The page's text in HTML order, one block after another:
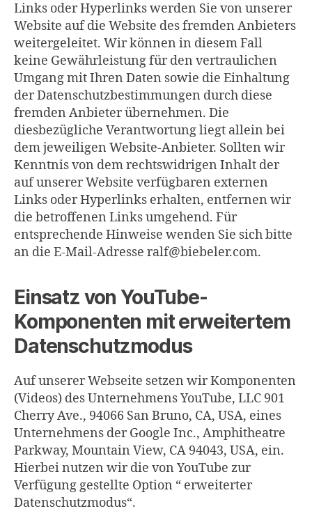
Links oder Hyperlinks werden Sie von unserer
Website auf die Website des fremden Anbieters
weitergeleitet. Wir können in diesem Fall
keine Gewährleistung für den vertraulichen
Umgang mit Ihren Daten sowie die Einhaltung
der Datenschutzbestimmungen durch diese
fremden Anbieter übernehmen. Die
diesbezügliche Verantwortung liegt allein bei
dem jeweiligen Website-Anbieter. Sollten wir
Kenntnis von dem rechtswidrigen Inhalt der
auf unserer Website verfügbaren externen
Links oder Hyperlinks erhalten, entfernen wir
die betroffenen Links umgehend. Für
entsprechende Hinweise wenden Sie sich bitte
an die E-Mail-Adresse ralf@biebeler.com.
Einsatz von YouTube-
Komponenten mit erweitertem
Datenschutzmodus
Auf unserer Webseite setzen wir Komponenten
(Videos) des Unternehmens YouTube, LLC 901
Cherry Ave., 94066 San Bruno, CA, USA, eines
Unternehmens der Google Inc., Amphitheatre
Parkway, Mountain View, CA 94043, USA, ein.
Hierbei nutzen wir die von YouTube zur
Verfügung gestellte Option “ erweiterter
Datenschutzmodus“.